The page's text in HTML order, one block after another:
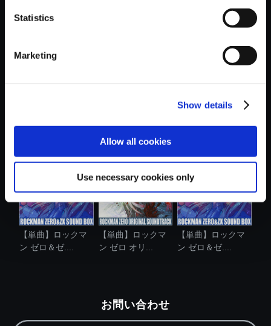
Statistics
Marketing
Show details
Allow all cookies
Use necessary cookies only
おすすめ商品
ン ゼロ＆ゼ....
ン ゼロ2 オ....
ン ゼロ＆ゼ....
【単曲】ロックマ
ン ゼロ＆ゼ....
【単曲】ロックマ
ン ゼロ オリ...
【単曲】ロックマ
ン ゼロ＆ゼ....
お問い合わせ